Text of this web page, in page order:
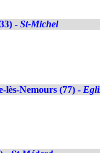
- St-Michel
lès-Nemours (77) -